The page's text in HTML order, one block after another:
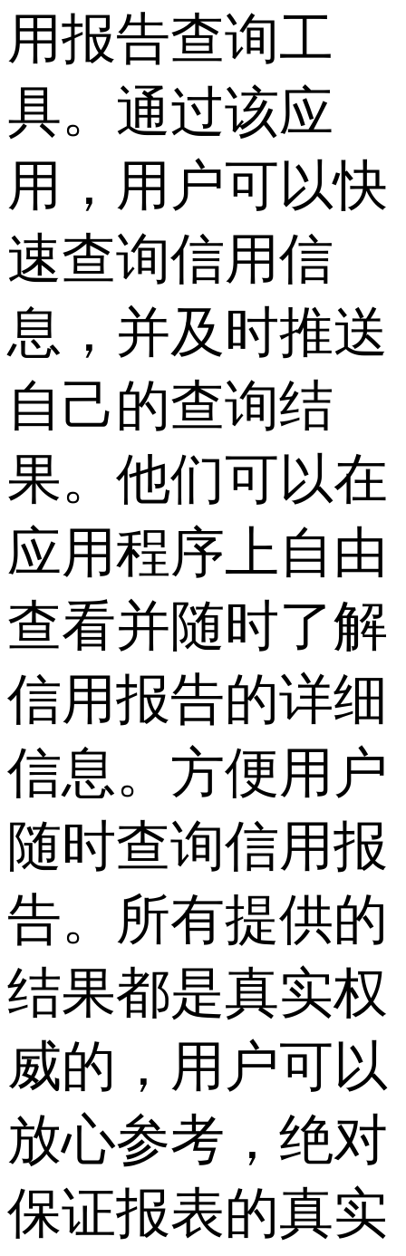
用报告查询工
具。通过该应
用，用户可以快
速查询信用信
息，并及时推送
自己的查询结
果。他们可以在
应用程序上自由
查看并随时了解
信用报告的详细
信息。方便用户
随时查询信用报
告。所有提供的
结果都是真实权
威的，用户可以
放心参考，绝对
保证报表的真实